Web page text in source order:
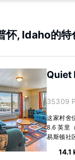
怀, Idaho的特
Quiet
35309
这家村舍
8.6 英里
易斯顿社
14.1